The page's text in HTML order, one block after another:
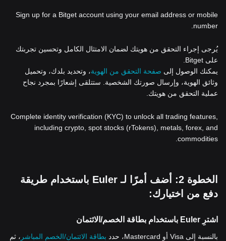
Sign up for a Bitget account using your email address or mobile
number.
يُرجى إجراء التحقق من هويتك لضمان الامتثال الكامل وتحسين تجربتك
على Bitget.
يمكنك الوصول إلى صفحة التحقق من الهوية، وتحديد بلدك، وتحميل
وثائق الهوية، وإرسال صورتك الشخصية. ستتلقى إشعارًا بمجرد نجاح
عملية التحقق من هويتك.
Complete identity verification (KYC) to unlock all trading features,
including crypto, spot stocks (rTokens), metals, forex, and
commodities.
الخطوة 2: أضف أمرًا لـ Euler باستخدام طريقة
دفع من اختيارك:
اشترِ Euler باستخدام بطاقة الخصم/الائتمان
بالنسبة إلى Visa أو Mastercard، حدد بطاقة الائتمان/الخصم المباشر ، ثم